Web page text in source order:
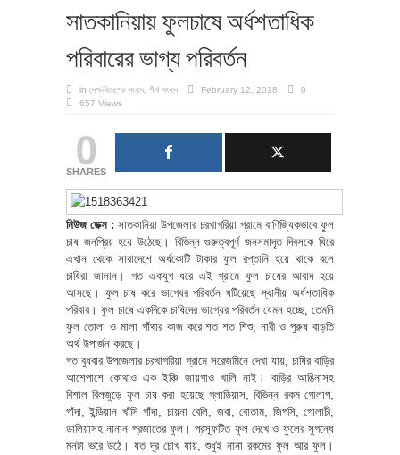
সাতকানিয়ায় ফুলচাষে অর্ধশতাধিক
পরিবারের ভাগ্য পরিবর্তন
in দেশ-বিদেশের সংবাদ শীর্ষ সংবাদ February 12, 2018
0
657 Views
0
SHARES
নিউজ ডেক্স : সাতকানিয়া উপজেলার চরখাগরিয়া গ্রামে বাণিজ্যিকভাবে ফুল
চাষ জনপ্রিয় হয়ে উঠেছে। বিভিন্ন গুরুত্বপূর্ণ জনসমাদৃত দিবসকে ঘিরে
এখান থেকে সারাদেশে অর্ধকোটি টাকার ফুল রপ্তানি হয়ে থাকে বলে
চাষিরা জানান। গত একযুগ ধরে এই গ্রামে ফুল চাষের আবাদ হয়ে
আসছে। ফুল চাষ করে ভাগ্যের পরিবর্তন ঘটিয়েছে স্থানীয় অর্ধশতাধিক
পরিবার। ফুল চাষে একদিকে চাষিদের ভাগ্যের পরিবর্তন যেমন হচ্ছে, তেমনি
ফুল তোলা ও মালা গাঁথার কাজ করে শত শত শিশু, নারী ও পুরুষ বাড়তি
অর্থ উপার্জন করছে।
গত বুধবার উপজেলার চরখাগরিয়া গ্রামে সরেজমিনে দেখা যায়, চাষির বাড়ির
আশেপাশে কোথাও এক ইঞ্চি জায়গাও খালি নাই। বাড়ির আঙিনাসহ
বিশাল বিলজুড়ে ফুল চাষ করা হয়েছে গ্লাডিয়াস, বিভিন্ন রকম গোলাপ,
গাঁদা, ইন্ডিয়ান খাঁসি গাঁদা, চায়না বেলি, জবা, বোতাম, জিপসি, গোলাচী,
ডালিয়াসহ নানান প্রজাতের ফুল। প্রস্ফূটিত ফুল দেখে ও ফুলের সুগন্ধে
মনটা ভরে উঠে। যত দূর চোখ যায়, শুধুই নানা রকমের ফুল আর ফুল।